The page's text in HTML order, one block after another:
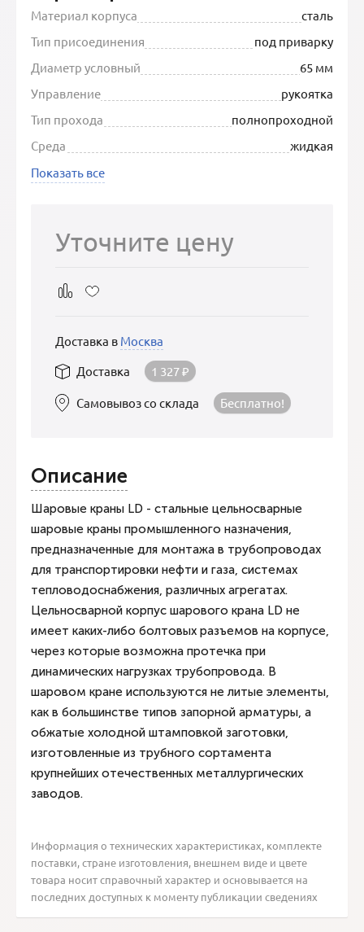
Материал корпуса
сталь
Тип присоединения
под приварку
Диаметр условный
65 мм
Управление
рукоятка
Тип прохода
полнопроходной
Среда
жидкая
Показать все
Уточните цену
Доставка в Москва
Доставка
1 327₽
Самовывоз со склада Бесплатно!
Описание
Шаровые краны LD - стальные цельносварные
шаровые краны промышленного назначения,
предназначенные для монтажа в трубопроводах
для транспортировки нефти и газа, системах
тепловодоснабжения, различных агрегатах.
Цельносварной корпус шарового крана LD не
имеет каких-либо болтовых разъемов на корпусе,
через которые возможна протечка при
динамических нагрузках трубопровода. В
шаровом кране используются не литые элементы,
как в большинстве типов запорной арматуры, а
обжатые холодной штамповкой заготовки,
изготовленные из трубного сортамента
крупнейших отечественных металлургических
заводов.
Информация о технических характеристиках, комплекте
поставки, стране изготовления, внешнем виде и цвете
товара носит справочный характер и основывается на
последних доступных к моменту публикации сведениях